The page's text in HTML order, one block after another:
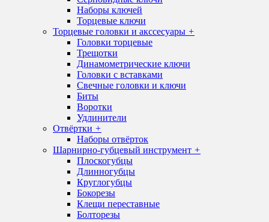
Наборы ключей
Торцевые ключи
Торцевые головки и акссесуары +
Головки торцевые
Трещотки
Динамометрические ключи
Головки с вставками
Свечные головки и ключи
Биты
Воротки
Удлинители
Отвёртки +
Наборы отвёрток
Шарнирно-губцевый инструмент +
Плоскогубцы
Длинногубцы
Круглогубцы
Бокорезы
Клещи переставные
Болторезы